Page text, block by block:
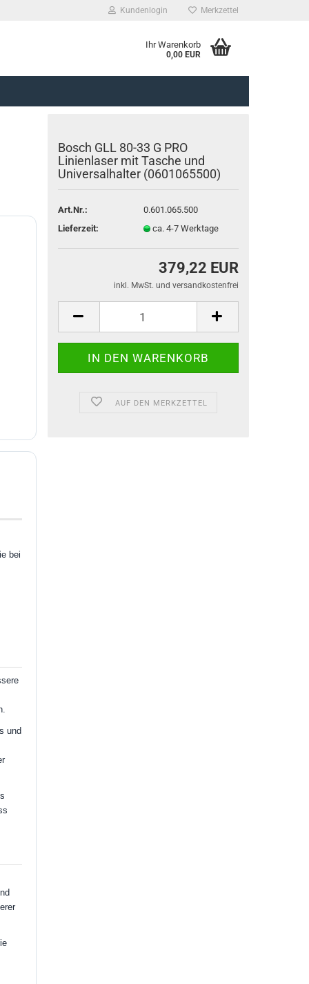
Kundenlogin
vergessen?
Merkzettel
Ihr Warenkorb
0,00 EUR
Bosch GLL 80-33 G PRO
Linienlaser mit Tasche und
Universalhalter (0601065500)
Art.Nr.:
0.601.065.500
Lieferzeit:
ca. 4-7 Werktage
379,22 EUR
AUF DEN MERKZETTEL
bei
und